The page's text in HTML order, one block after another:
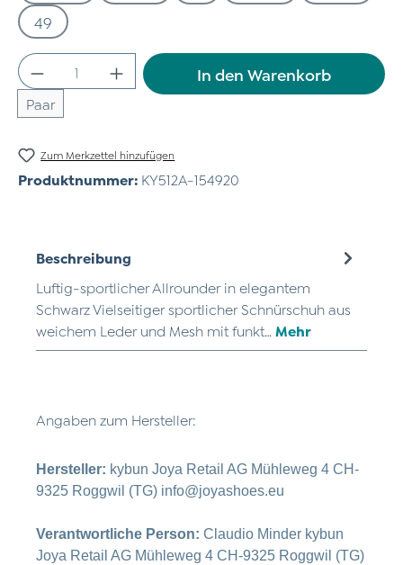
49
Produkt Anzahl: Gib den gewünschten
Paar
In den Warenkorb
Zum Merkzettel hinzufügen
Produktnummer: KY512A-154920
Beschreibung
Luftig-sportlicher Allrounder in elegantem
Schwarz Vielseitiger sportlicher Schnürschuh aus
weichem Leder und Mesh mit funkt… Mehr
Angaben zum Hersteller:
Hersteller: kybun Joya Retail AG Mühleweg 4 CH-
9325 Roggwil (TG) info@joyashoes.eu
Verantwortliche Person: Claudio Minder kybun
Joya Retail AG Mühleweg 4 CH-9325 Roggwil (TG)